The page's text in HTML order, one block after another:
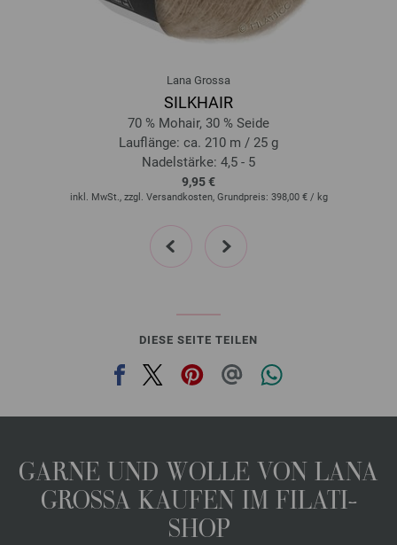
20-Loden | EAN: 4033493231213
21-Apfelgrün | EAN: 4033493231220
24-Enzianblau | EAN: 4033493231251
25-Zyklam | EAN: 4033493231268
26-Rot | EAN: 4033493232456
27-Taubenblau | EAN: 4033493235716
29-Altrosa | EAN: 4033493235730
30-Antikviolett | EAN: 4033493235747
35-Blaulila | EAN: 4033493235792
39-Fuchsia | EAN: 4033493256667
40-Senf | EAN: 4033493256674
41-Beige | EAN: 4033493256681
Lana Grossa
SILKHAIR
70 % Mohair, 30 % Seide
Lauflänge: ca. 210 m / 25 g
Nadelstärke: 4,5 - 5
9,95 €
inkl. MwSt., zzgl. Versandkosten, Grundpreis: 398,00 € / kg
prev next
DIESE SEITE TEILEN
GARNE UND WOLLE VON LANA
GROSSA KAUFEN IM FILATI-
SHOP